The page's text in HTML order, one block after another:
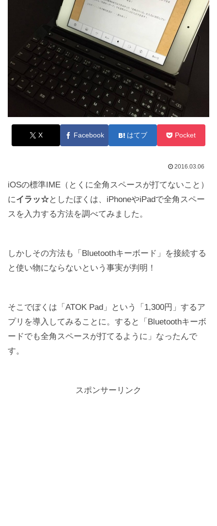
X Facebook はてブ Pocket
2016.03.06
iOSの標準IME（とくに全角スペースが打てないこと）
にイラッ☆としたぼくは、iPhoneやiPadで全角スペー
スを入力する方法を調べてみました。
しかしその方法も「Bluetoothキーボード」を接続する
と使い物にならないという事実が判明！
そこでぼくは「ATOK Pad」という「1,300円」するア
プリを導入してみることに。すると「Bluetoothキーボ
ードでも全角スペースが打てるように」なったんで
す。
スポンサーリンク